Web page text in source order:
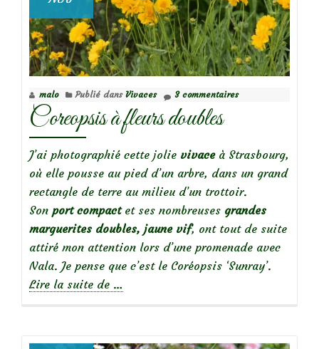
malo Publié dans Vivaces 3 commentaires
Coreopsis à fleurs doubles
J’ai photographié cette jolie vivaceà Strasbourg,
où elle pousse au pied d’un arbre, dans un grand
rectangle de terre au milieu d’un trottoir.
Son port compactet ses nombreuses grandes
marguerites doubles, jaune vif, ont tout de suite
attiré mon attention lors d’une promenade avec
Nala. Je pense que c’est le Coréopsis ‘Sunray’.
Lire la suite de …